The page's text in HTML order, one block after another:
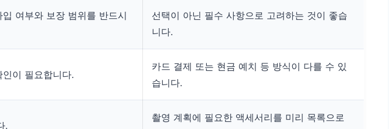
여부와 보장 범위를 반드시
선택이 아닌 필수 사항으로 고려하는 것이 좋습
니다.
이 필요합니다.
카드 결제 또는 현금 예치 등 방식이 다를 수 있
습니다.
.
촬영 계획에 필요한 액세서리를 미리 목록으로